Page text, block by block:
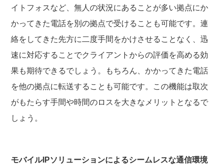
イトフォスなど、無人の状況にあることが多い拠点にか
かってきた電話を別の拠点で受けることも可能です。連
絡をしてきた先方に二度手間をかけさせることなく、迅
速に対応することでクライアントからの評価を高める効
果も期待できるでしょう。もちろん、かかってきた電話
を他の拠点に転送することも可能です。この機能は取次
がもたらす手間や時間のロスを大きなメリットとなるで
しょう。
モバイルIPソリューションによるシームレスな通信環境